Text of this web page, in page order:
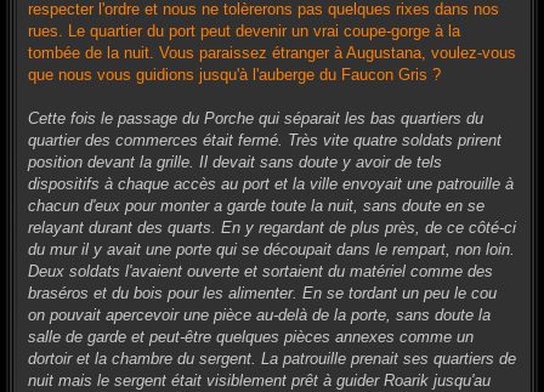
respecter l'ordre et nous ne tolèrerons pas quelques rixes dans nos
rues. Le quartier du port peut devenir un vrai coupe-gorge à la
tombée de la nuit. Vous paraissez étranger à Augustana, voulez-vous
que nous vous guidions jusqu'à l'auberge du Faucon Gris ?
Cette fois le passage du Porche qui séparait les bas quartiers du
quartier des commerces était fermé. Très vite quatre soldats prirent
position devant la grille. Il devait sans doute y avoir de tels
dispositifs à chaque accès au port et la ville envoyait une patrouille à
chacun d'eux pour monter a garde toute la nuit, sans doute en se
relayant durant des quarts. En y regardant de plus près, de ce côté-ci
du mur il y avait une porte qui se découpait dans le rempart, non loin.
Deux soldats l'avaient ouverte et sortaient du matériel comme des
braséros et du bois pour les alimenter. En se tordant un peu le cou
on pouvait apercevoir une pièce au-delà de la porte, sans doute la
salle de garde et peut-être quelques pièces annexes comme un
dortoir et la chambre du sergent. La patrouille prenait ses quartiers de
nuit mais le sergent était visiblement prêt à guider Roarik jusqu'au